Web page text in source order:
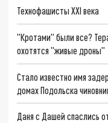
Технофашисты XXI века
"Кротами" были все?
охотятся "живые дроны"
Стало известно имя
домах Подольска
Даня с Дашей спаслись